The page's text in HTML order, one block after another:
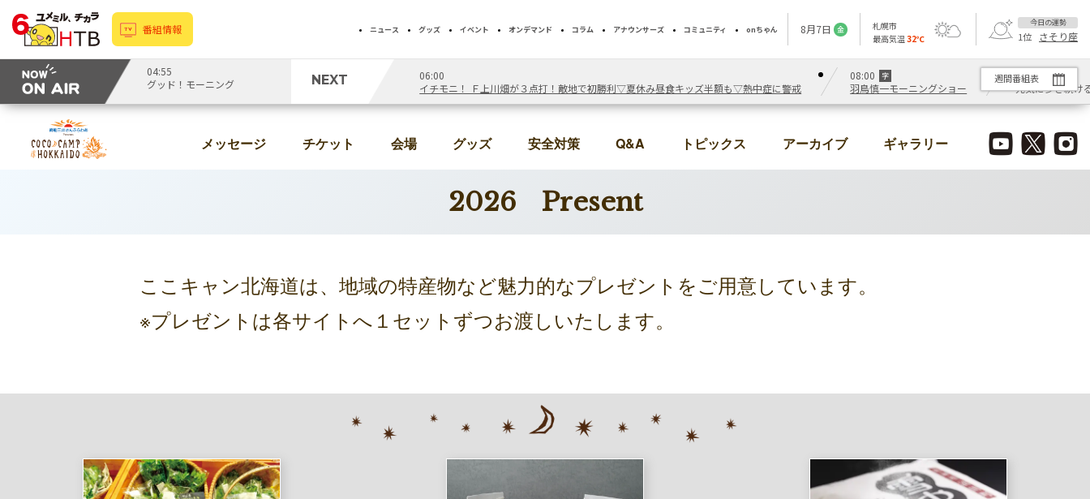
番組情報 ニュース グッズ イベント オンデマンド コラム アナウンサーズ コミュニティ onちゃん 8月7日 金
札幌市
最高気温 32℃
今日の運勢
1位 さそり座
04:55
グッド！モーニング
NEXT
06:00
イチモニ！ Ｆ上川畑が３点打！敵地で初勝利▽夏休み昼食キッズ半額も▽熱中症に警戒
08:00 字
羽鳥慎一モーニングショー
09:55
元気に歩き続け
週間番組表
メッセージ チケット 会場 グッズ 安全対策 Q&A トピックス アーカイブ ギャラリー
2026 Present
ここキャン北海道は、地域の特産物など魅力的なプレゼントをご用意しています。
※プレゼントは各サイトへ１セットずつお渡しいたします。